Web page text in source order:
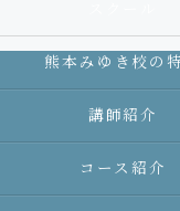
熊本みゆき校の
講師紹介
コース紹介